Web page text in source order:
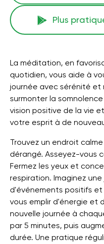
Plus
La méditation, en
quotidien, vous aide à
journée avec sérénité et
surmonter la
vision positive de la vie
votre esprit à de
Trouvez un endroit
dérangé. Asseyez-vous
Fermez les yeux et
respiration. Imaginez
d'événements positifs
vous emplir d'énergie et
nouvelle journée à
par 5 minutes, puis
durée. Une pratique